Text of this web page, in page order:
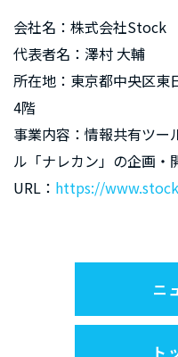
会社名：株式会社Stock
代表者名：澤村 大輔
所在地：東京都中央区東
4階
事業内容：情報共有ツ
ル「ナレカン」の企画・
URL： https://
ニ
ト